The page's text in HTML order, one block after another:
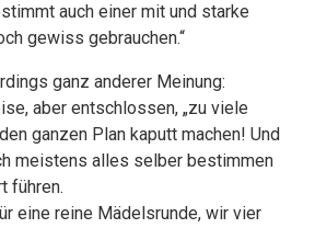
auch einer mit und starke
gewiss gebrauchen.“
ganz anderer Meinung:
aber entschlossen, „zu viele
ganzen Plan kaputt machen! Und
meistens alles selber bestimmen
führen.
eine reine Mädelsrunde, wir vier